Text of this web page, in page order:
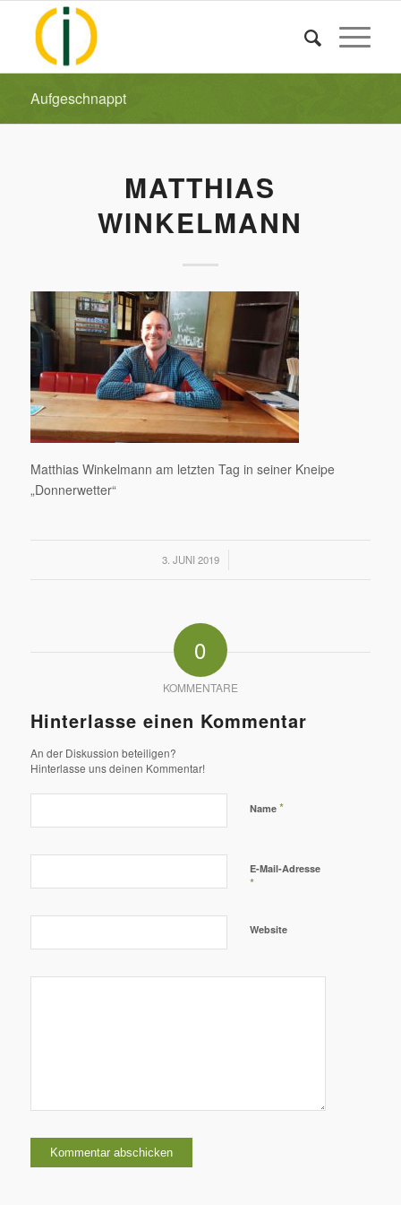
Aufgeschnappt
MATTHIAS
WINKELMANN
Matthias Winkelmann am letzten Tag in seiner Kneipe
„Donnerwetter“
3. JUNI 2019
/
0
KOMMENTARE
Hinterlasse einen Kommentar
An der Diskussion beteiligen?
Hinterlasse uns deinen Kommentar!
Name *
E-Mail-Adresse
*
Website